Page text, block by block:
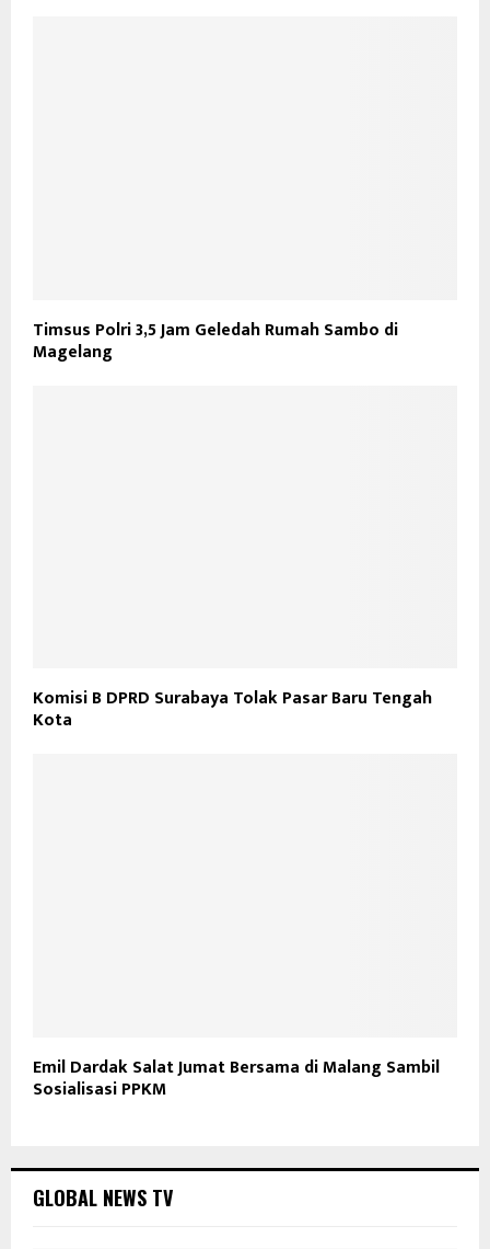
Timsus Polri 3,5 Jam Geledah Rumah Sambo di
Magelang
Komisi B DPRD Surabaya Tolak Pasar Baru Tengah
Kota
Emil Dardak Salat Jumat Bersama di Malang Sambil
Sosialisasi PPKM
GLOBAL NEWS TV